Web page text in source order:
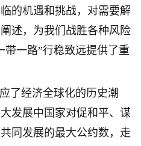
的机遇和挑战，对需要解
述，为我们战胜各种风险
带一路”行稳致远提供了重
经济全球化的历史潮
发展中国家对促和平、谋
同发展的最大公约数，走